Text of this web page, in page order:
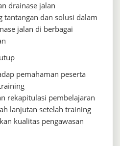
drainase jalan
tantangan dan solusi dalam
jalan di berbagai
pemahaman peserta
rekapitulasi pembelajaran
lanjutan setelah training
kualitas pengawasan